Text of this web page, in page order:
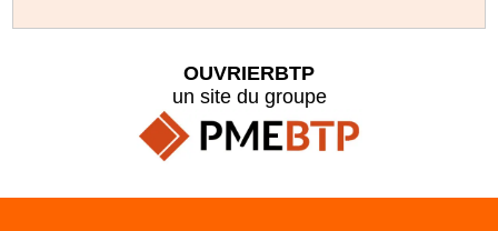
OUVRIERBTP
un site du groupe